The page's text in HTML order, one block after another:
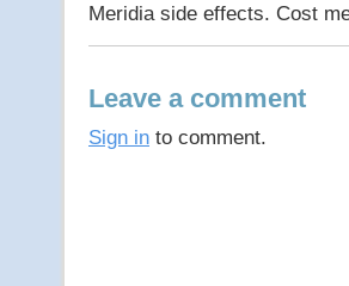
Meridia side effects. Cost
Leave a comment
Sign in to comment.